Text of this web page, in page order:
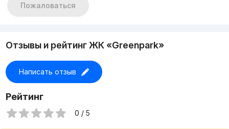
Пожаловаться
Отзывы и рейтинг ЖК «Greenpark»
Написать отзыв
Рейтинг
0 / 5